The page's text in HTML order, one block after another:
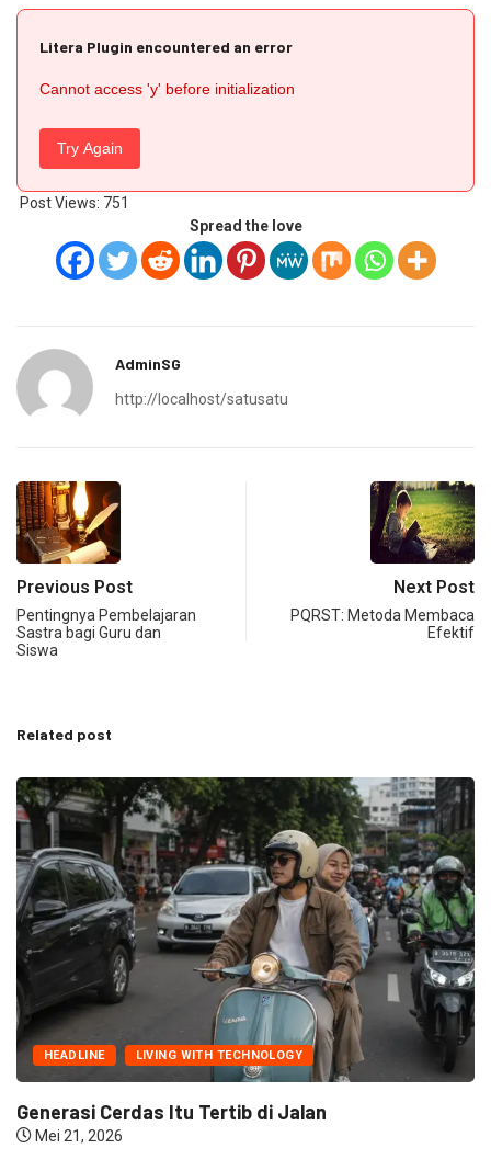
Litera Plugin encountered an error
Cannot access 'y' before initialization
Try Again
Post Views: 751
Spread the love
AdminSG
http://localhost/satusatu
Previous Post
Pentingnya Pembelajaran
Sastra bagi Guru dan
Siswa
Next Post
PQRST: Metoda Membaca
Efektif
Related post
HEADLINE LIVING WITH TECHNOLOGY
Generasi Cerdas Itu Tertib di Jalan
Mei 21, 2026